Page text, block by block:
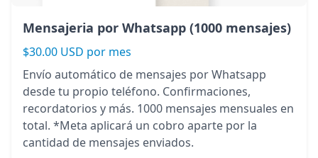
Mensajeria por Whatsapp (1000 mensajes)
$30.00 USD por mes
Envío automático de mensajes por Whatsapp
desde tu propio teléfono. Confirmaciones,
recordatorios y más. 1000 mensajes mensuales en
total. *Meta aplicará un cobro aparte por la
cantidad de mensajes enviados.